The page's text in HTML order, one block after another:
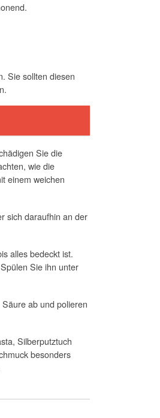
Sie sollten diesen
Sie die
wie die
einem weichen
sich daraufhin an der
alles bedeckt ist.
Sie ihn unter
ab und polieren
Silberputztuch
besonders